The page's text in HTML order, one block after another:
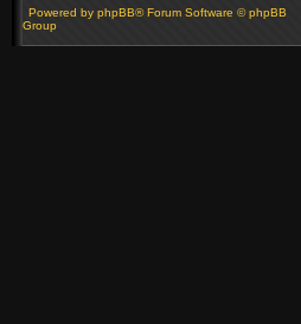
Powered by phpBB® Forum Software © phpBB
Group